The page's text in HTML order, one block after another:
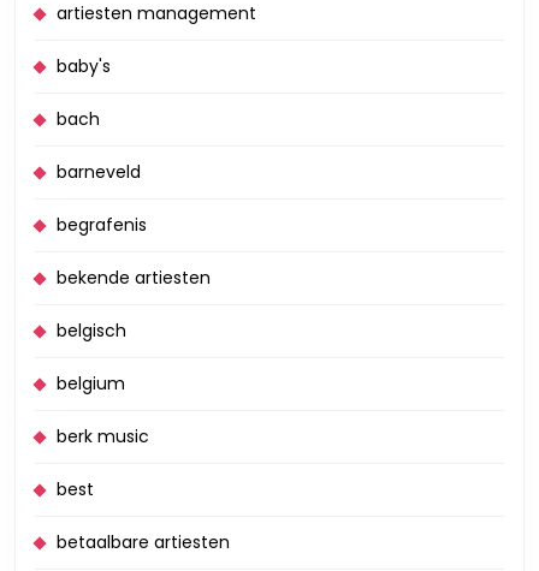
artiesten management
baby's
bach
barneveld
begrafenis
bekende artiesten
belgisch
belgium
berk music
best
betaalbare artiesten